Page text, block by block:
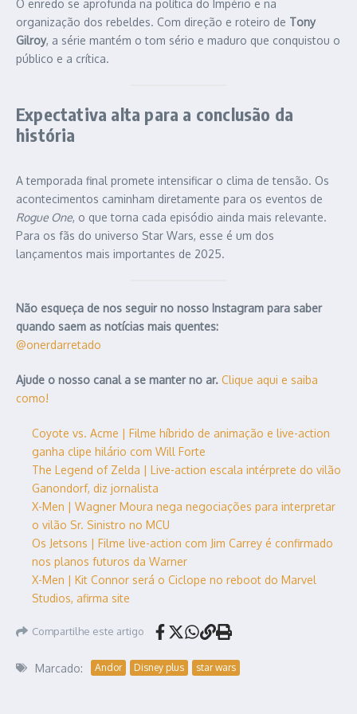
O enredo se aprofunda na política do Império e na
organização dos rebeldes. Com direção e roteiro de Tony
Gilroy, a série mantém o tom sério e maduro que conquistou o
público e a crítica.
Expectativa alta para a conclusão da
história
A temporada final promete intensificar o clima de tensão. Os
acontecimentos caminham diretamente para os eventos de
Rogue One, o que torna cada episódio ainda mais relevante.
Para os fãs do universo Star Wars, esse é um dos
lançamentos mais importantes de 2025.
Não esqueça de nos seguir no nosso Instagram para saber
quando saem as notícias mais quentes:
@onerdarretado
Ajude o nosso canal a se manter no ar. Clique aqui e saiba
como!
Coyote vs. Acme | Filme híbrido de animação e live-action
ganha clipe hilário com Will Forte
The Legend of Zelda | Live-action escala intérprete do vilão
Ganondorf, diz jornalista
X-Men | Wagner Moura nega negociações para interpretar
o vilão Sr. Sinistro no MCU
Os Jetsons | Filme live-action com Jim Carrey é confirmado
nos planos futuros da Warner
X-Men | Kit Connor será o Ciclope no reboot do Marvel
Studios, afirma site
Compartilhe este artigo
Marcado: Andor Disney plus star wars